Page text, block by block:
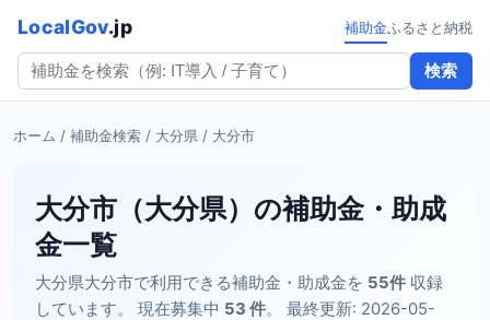
LocalGov.jp
検索
補助金ふるさと納税
ホーム / 補助金検索 / 大分県 / 大分市
大分市（大分県）の補助金・助成
金一覧
大分県大分市で利用できる補助金・助成金を 55件 収録
しています。 現在募集中 53 件。 最終更新: 2026-05-